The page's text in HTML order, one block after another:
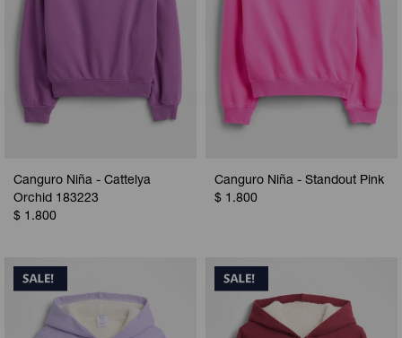
Canguro Niña - Cattelya
Orchid 183223
$ 1.800
Canguro Niña - Standout Pink
$ 1.800